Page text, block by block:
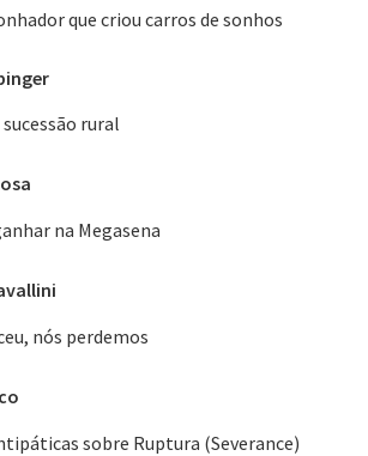
que criou carros de sonhos
rural
na Megasena
nós perdemos
sobre Ruptura (Severance)